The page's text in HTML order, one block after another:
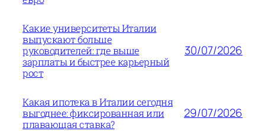
Какие университеты Италии
выпускают больше
руководителей: где выше
зарплаты и быстрее карьерный
рост
30/07/2026
Какая ипотека в Италии сегодня
выгоднее: фиксированная или
плавающая ставка?
29/07/2026